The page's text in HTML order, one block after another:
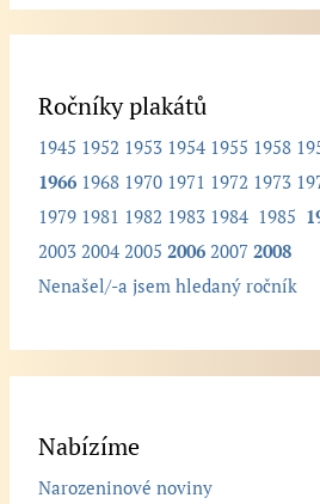
Ročníky plakátů
1945 1952 1953 1954 1955 1958
1966 1968 1970 1971 1972 1973
1979 1981 1982 1983 1984 1985
2003 2004 2005 2006 2007 2008
Nenašel/-a jsem hledaný ročník
Nabízíme
Narozeninové noviny